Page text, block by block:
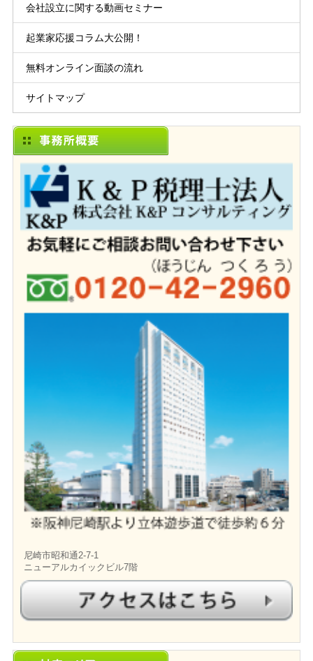
会社設立に関する動画セミナー
起業家応援コラム大公開！
無料オンライン面談の流れ
サイトマップ
尼崎市昭和通2-7-1
ニューアルカイックビル7階